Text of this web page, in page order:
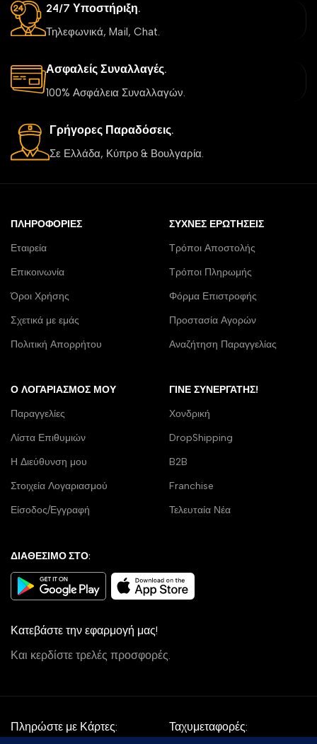
24/7 Υποστήριξη.
Τηλεφωνικά, Mail, Chat.
Ασφαλείς Συναλλαγές.
100% Ασφάλεια Συναλλαγών.
Γρήγορες Παραδόσεις.
Σε Ελλάδα, Κύπρο & Βουλγαρία.
ΠΛΗΡΟΦΟΡΊΕΣ
Εταιρεία
Επικοινωνία
Όροι Χρήσης
Σχετικά με εμάς
Πολιτική Απορρήτου
ΣΥΧΝΈΣ ΕΡΩΤΉΣΕΙΣ
Τρόποι Αποστολής
Τρόποι Πληρωμής
Φόρμα Επιστροφής
Προστασία Αγορών
Αναζήτηση Παραγγελίας
Ο ΛΟΓΑΡΙΑΣΜΌΣ ΜΟΥ
Παραγγελίες
Λίστα Επιθυμιών
Η Διεύθυνση μου
Στοιχεία Λογαριασμού
Είσοδος/Εγγραφή
ΓΊΝΕ ΣΥΝΕΡΓΆΤΗΣ!
Χονδρική
DropShipping
B2B
Franchise
Τελευταία Νέα
ΔΙΑΘΕΣΙΜΟ ΣΤΟ:
Κατεβάστε την εφαρμογή μας!
Και κερδίστε τρελές προσφορές.
Πληρώστε με Κάρτες: Ταχυμεταφορές: